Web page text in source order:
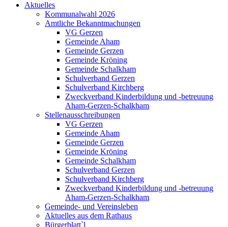
Aktuelles
Kommunalwahl 2026
Amtliche Bekanntmachungen
VG Gerzen
Gemeinde Aham
Gemeinde Gerzen
Gemeinde Kröning
Gemeinde Schalkham
Schulverband Gerzen
Schulverband Kirchberg
Zweckverband Kinderbildung und -betreuung
Aham-Gerzen-Schalkham
Stellenausschreibungen
VG Gerzen
Gemeinde Aham
Gemeinde Gerzen
Gemeinde Kröning
Gemeinde Schalkham
Schulverband Gerzen
Schulverband Kirchberg
Zweckverband Kinderbildung und -betreuung
Aham-Gerzen-Schalkham
Gemeinde- und Vereinsleben
Aktuelles aus dem Rathaus
Bürgerblatt`l